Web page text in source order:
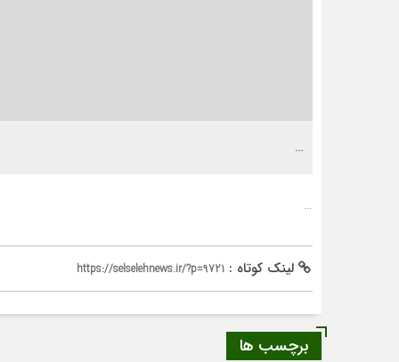
…
…
لینک کوتاه : https://selselehnews.ir/?p=9721
برچسب ها